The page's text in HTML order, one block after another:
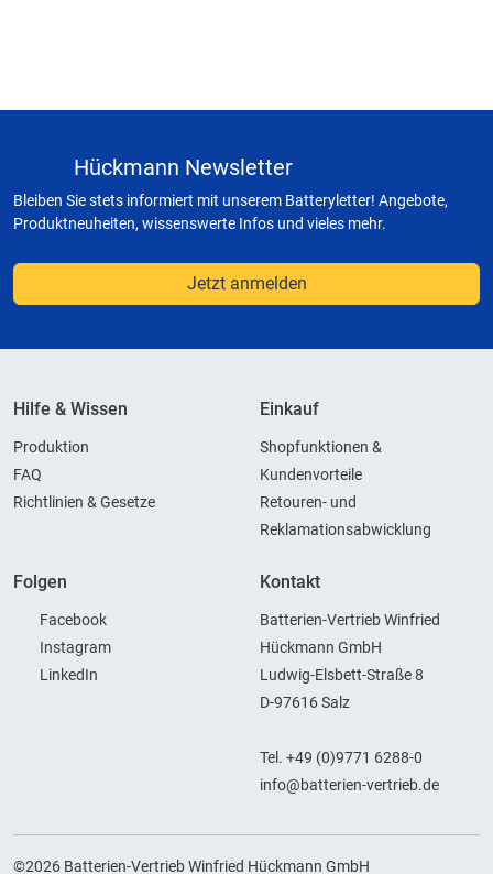
Hückmann Newsletter
Bleiben Sie stets informiert mit unserem Batteryletter! Angebote,
Produktneuheiten, wissenswerte Infos und vieles mehr.
Jetzt anmelden
Hilfe & Wissen
Produktion
FAQ
Richtlinien & Gesetze
Einkauf
Shopfunktionen &
Kundenvorteile
Retouren- und
Reklamationsabwicklung
Folgen
Facebook
Instagram
LinkedIn
Kontakt
Batterien-Vertrieb Winfried
Hückmann GmbH
Ludwig-Elsbett-Straße 8
D-97616 Salz
Tel. +49 (0)9771 6288-0
info@batterien-vertrieb.de
©2026 Batterien-Vertrieb Winfried Hückmann GmbH